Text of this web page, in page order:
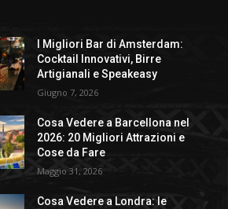
I Migliori Bar di Amsterdam:
Cocktail Innovativi, Birre
Artigianali e Speakeasy
Giugno 7, 2026
Cosa Vedere a Barcellona nel
2026: 20 Migliori Attrazioni e
Cose da Fare
Maggio 31, 2026
Cosa Vedere a Londra: le